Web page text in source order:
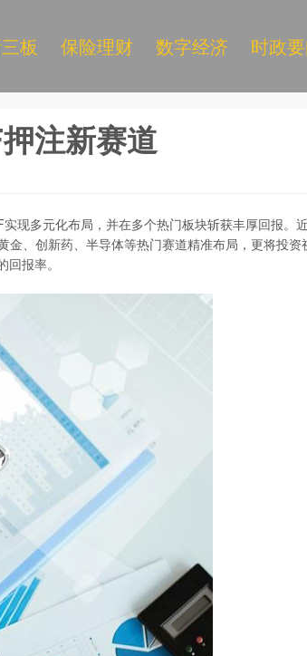
板 保险理财 数字经济 时政
注新赛道
多元化布局，并在多个热门板块斩获丰厚回报。
、创新药、半导体等热门赛道精准布局，更将投资
报率。